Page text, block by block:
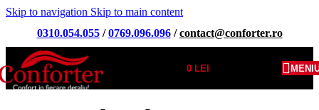
Skip to navigation Skip to main content
0310.054.055/0769.096.096/contact@conforter.ro
0 LEI